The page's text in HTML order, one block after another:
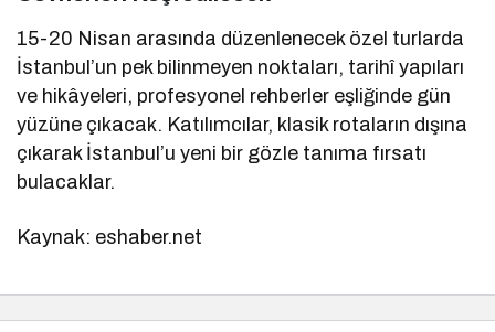
15-20 Nisan arasında düzenlenecek özel turlarda
İstanbul’un pek bilinmeyen noktaları, tarihî yapıları
ve hikâyeleri, profesyonel rehberler eşliğinde gün
yüzüne çıkacak. Katılımcılar, klasik rotaların dışına
çıkarak İstanbul’u yeni bir gözle tanıma fırsatı
bulacaklar.
Kaynak: eshaber.net